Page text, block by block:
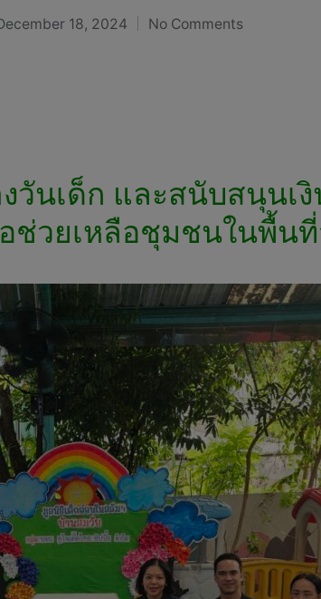
18, 2024 No Comments
วันเด็ก และสนับสนุนเ
ช่วยเหลือชุมชนในพื้น